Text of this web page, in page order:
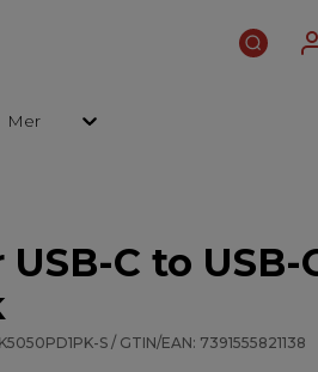
Mer
C to USB-
S / GTIN/EAN: 7391555821138